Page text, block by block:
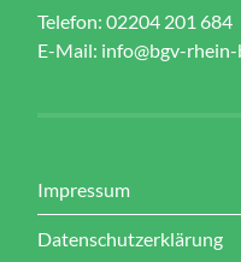
Telefon: 02204 201 684
E-Mail: info@bgv-rhein-
Impressum
Datenschutzerklärung